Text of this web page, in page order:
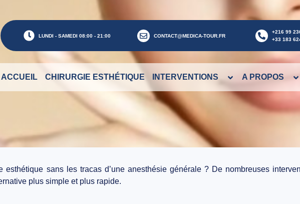
LUNDI - SAMEDI 08:00 - 21:00 CONTACT@MEDICA-TOUR.FR
+216 99
+33 183
ACCUEIL CHIRURGIE ESTHÉTIQUE INTERVENTIONS A PROPOS
esthétique sans les tracas d’une anesthésie générale ? De nombreuses
plus simple et plus rapide.